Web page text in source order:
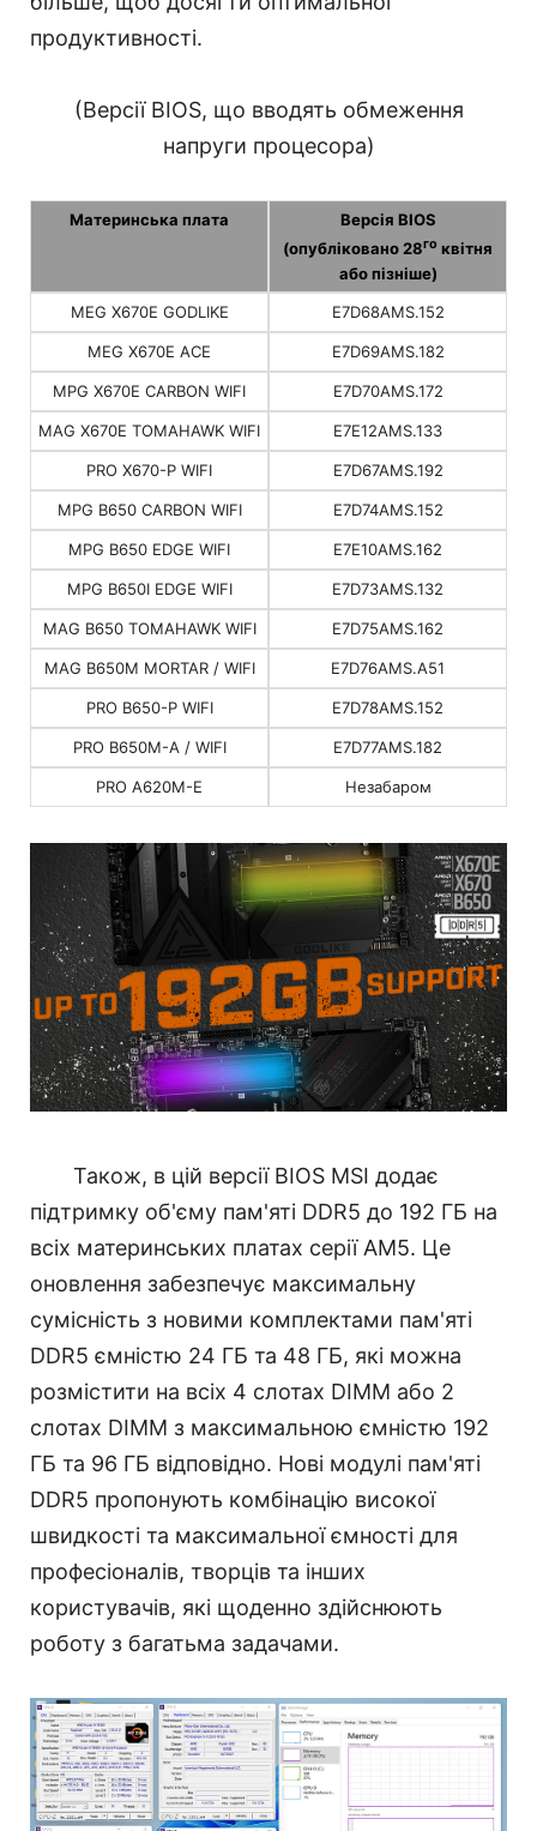
продуктивності.
(Версії BIOS, що вводять обмеження
напруги процесора)
Материнська плата
Версія BIOS
(опубліковано 28го квітня
або пізніше)
MEG X670E GODLIKE E7D68AMS.152
MEG X670E ACE E7D69AMS.182
MPG X670E CARBON WIFI E7D70AMS.172
MAG X670E TOMAHAWK WIFI E7E12AMS.133
PRO X670-P WIFI E7D67AMS.192
MPG B650 CARBON WIFI E7D74AMS.152
MPG B650 EDGE WIFI E7E10AMS.162
MPG B650I EDGE WIFI E7D73AMS.132
MAG B650 TOMAHAWK WIFI E7D75AMS.162
MAG B650M MORTAR / WIFI E7D76AMS.A51
PRO B650-P WIFI E7D78AMS.152
PRO B650M-A / WIFI E7D77AMS.182
PRO A620M-E Незабаром
Також, в цій версії BIOS MSI додає
підтримку об'єму пам'яті DDR5 до 192 ГБ на
всіх материнських платах серії AM5. Це
оновлення забезпечує максимальну
сумісність з новими комплектами пам'яті
DDR5 ємністю 24 ГБ та 48 ГБ, які можна
розмістити на всіх 4 слотах DIMM або 2
слотах DIMM з максимальною ємністю 192
ГБ та 96 ГБ відповідно. Нові модулі пам'яті
DDR5 пропонують комбінацію високої
швидкості та максимальної ємності для
професіоналів, творців та інших
користувачів, які щоденно здійснюють
роботу з багатьма задачами.